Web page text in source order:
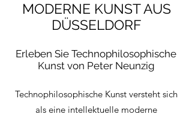
MODERNE KUNSTAUS
DÜSSELDORF
Erleben Sie Technophilosophische
Kunst von Peter Neunzig
Technophilosophische Kunst versteht sich
als eine intellektuelle moderne